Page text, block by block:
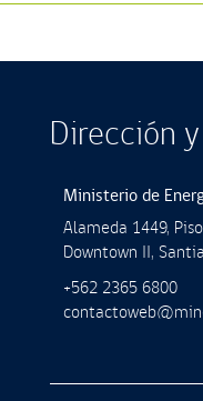
Dirección
Ministerio de
Alameda 1449,
Downtown II,
+562 2365 6800